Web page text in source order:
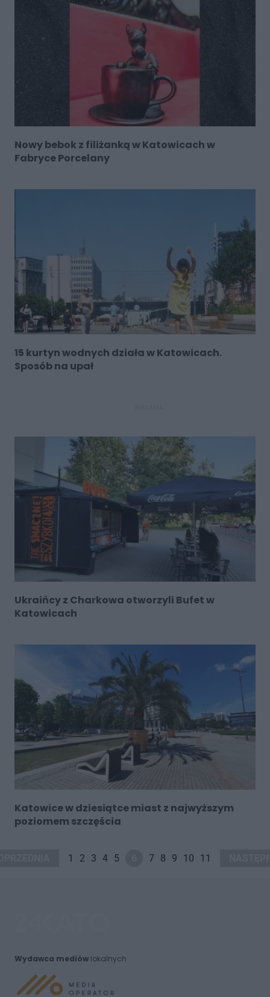
Nowy bebok z filiżanką w Katowicach w
Fabryce Porcelany
15 kurtyn wodnych działa w Katowicach.
Sposób na upał
Ukraińcy z Charkowa otworzyli Bufet w
Katowicach
Katowice w dziesiątce miast z najwyższym
poziomem szczęścia
1 2 3 4 5 7 8 9 10 11
Wydawca mediówlokalnych